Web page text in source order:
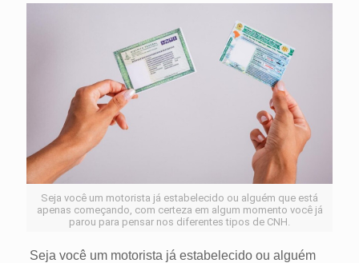
Seja você um motorista já estabelecido ou alguém que está
apenas começando, com certeza em algum momento você já
parou para pensar nos diferentes tipos de CNH.
Seja você um motorista já estabelecido ou alguém